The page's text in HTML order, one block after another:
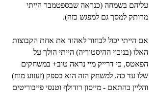
עליהם בשמחה (כנראה שבספטמבר הייתי
מרותק למסך גם למפגש כזה).
אם הייתי יכול לבחור לאהוד את אחת הקבוצות
האלו (בניכוי ההיסטוריה) הייתי הולך על
הפאטס, כי דרייק מיי נראה טוב+ במשחקים
שלו עד כה. למשחק הזה הוא בספק (זעזוע מוח)
והליין בהתאם - מייסון רודולף וטנסי פייבוריטים